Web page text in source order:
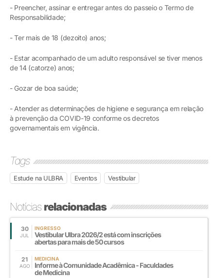
- Preencher, assinar e entregar antes do passeio o Termo de
Responsabilidade;
- Ter mais de 18 (dezoito) anos;
- Estar acompanhado de um adulto responsável se tiver menos
de 14 (catorze) anos;
- Gozar de boa saúde;
- Atender as determinações de higiene e segurança em relação
à prevenção da COVID-19 conforme os decretos
governamentais em vigência.
Tags
Estude na ULBRA Eventos Vestibular
Notíciasrelacionadas
30
JUL
INGRESSO
Vestibular Ulbra 2026/2 está com inscrições
abertas para mais de 50 cursos
21
AGO
MEDICINA
Informe à Comunidade Acadêmica - Faculdades
de Medicina